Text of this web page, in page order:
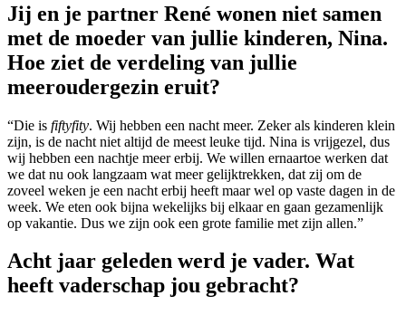
Jij en je partner René wonen niet samen
met de moeder van jullie kinderen, Nina.
Hoe ziet de verdeling van jullie
meeroudergezin eruit?
“Die is fiftyfity. Wij hebben een nacht meer. Zeker als kinderen klein
zijn, is de nacht niet altijd de meest leuke tijd. Nina is vrijgezel, dus
wij hebben een nachtje meer erbij. We willen ernaartoe werken dat
we dat nu ook langzaam wat meer gelijktrekken, dat zij om de
zoveel weken je een nacht erbij heeft maar wel op vaste dagen in de
week. We eten ook bijna wekelijks bij elkaar en gaan gezamenlijk
op vakantie. Dus we zijn ook een grote familie met zijn allen.”
Acht jaar geleden werd je vader. Wat
heeft vaderschap jou gebracht?